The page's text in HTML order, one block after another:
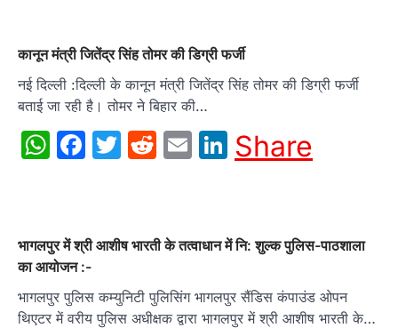
कानून मंत्री जितेंद्र सिंह तोमर की डिग्री फर्जी
नई दिल्ली :दिल्ली के कानून मंत्री जितेंद्र सिंह तोमर की डिग्री फर्जी
बताई जा रही है। तोमर ने बिहार की…
WhatsApp
Facebook
Twitter
Reddit
EmailLinkedIn
Share
भागलपुर में श्री आशीष भारती के तत्वाधान में नि: शुल्क पुलिस-पाठशाला
का आयोजन :-
भागलपुर पुलिस कम्युनिटी पुलिसिंग भागलपुर सैंडिस कंपाउंड ओपन
थिएटर में वरीय पुलिस अधीक्षक द्वारा भागलपुर में श्री आशीष भारती के…